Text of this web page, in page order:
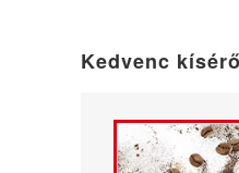
Kedvenc